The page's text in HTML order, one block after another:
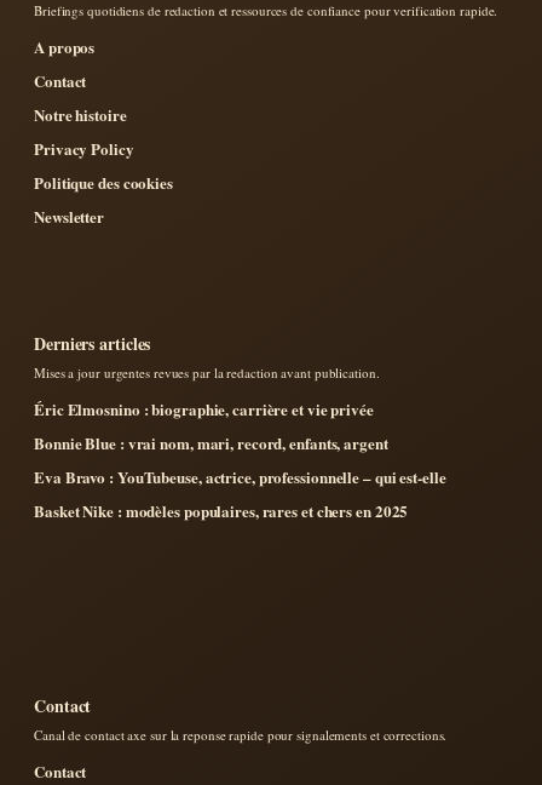
Briefings quotidiens de redaction et ressources de confiance pour verification rapide.
A propos
Contact
Notre histoire
Privacy Policy
Politique des cookies
Newsletter
Derniers articles
Mises a jour urgentes revues par la redaction avant publication.
Éric Elmosnino : biographie, carrière et vie privée
Bonnie Blue : vrai nom, mari, record, enfants, argent
Eva Bravo : YouTubeuse, actrice, professionnelle – qui est-elle
Basket Nike : modèles populaires, rares et chers en 2025
Contact
Canal de contact axe sur la reponse rapide pour signalements et corrections.
Contact